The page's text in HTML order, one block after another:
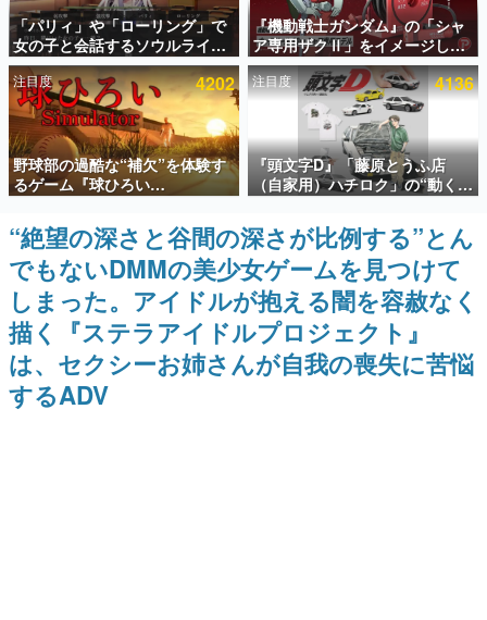
アプリセール情報
インタビュー
連載・特集一覧
殿堂入り記事
SNS拡散数が数千以上！ ページビュー数万以上！ などな
ど。多くの人々に読まれた、電ファミ渾身の“殿堂入り”記
事をまとめました。
ゲームの企画書
名作ゲームクリエイターの方々に製作時のエピソードをお
聞きし、ヒットする企画（ゲーム）とは何か？を探ってい
赫本
この物語を解いてはいけない。『赫本』は、〈試験問題〉
の形をした短編ホラー小説集です。
「パリィ」や「ローリング」で
女の子と会話するソウルライク
恋愛ゲーム『小早川さんはソウ
ルライク』無料公開。返事に失
敗すると「YOU DIED」
『機動戦士ガンダム』の「シャ
ア専用ザクⅡ」をイメージした
散水ホースリールが予約開始。
本体にはシャアのパーソナルマ
ークやジオン公国軍のエンブレ
ム、型式番号などを配置
注目度 4202
野球部の過酷な“補欠”を体験す
るゲーム『球ひろい
Simulator』が「1件」のウィッ
シュリストをもとにチェコ語に
対応しSNSで話題に。『キング
ダム・カム』開発元やチェコの
プロ野球選手から称賛の声
注目度 4136
『頭文字D』「藤原とうふ店
（自家用）ハチロク」の“動くテ
ィッシュケース”が買えるポップ
アップショップが開催へ。マン
ガの舞台である群馬の「イオン
モール高崎」にて、8月11日か
ら8月20日までの期間限定で開
催予定
“絶望の深さと谷間の深さが比例する”とん
でもないDMMの美少女ゲームを見つけて
しまった。アイドルが抱える闇を容赦なく
描く『ステラアイドルプロジェクト』
は、セクシーお姉さんが自我の喪失に苦悩
するADV